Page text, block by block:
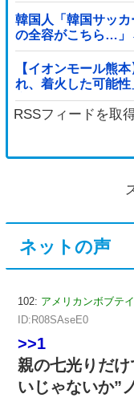
韓国人「韓国サッ
の全容がこちら…
ル」＝韓国の反応
【イオンモール熊
れ、着火した可能
産省に報告他
RSSフィードを取
ネットの声
102: アメリカンボブテ
ID:R08SAseE0
>>1
親の七光りだ
いじゃないか”